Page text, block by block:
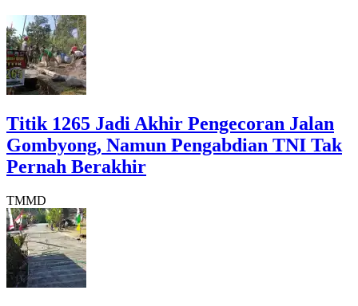
Titik 1265 Jadi Akhir Pengecoran Jalan
Gombyong, Namun Pengabdian TNI Tak
Pernah Berakhir
TMMD